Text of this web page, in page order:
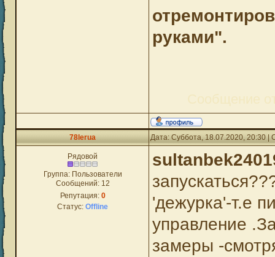
руками".
78lerua Дата: Суббота, 18.07.2020, 20:30
Рядовой
Группа: Пользователи
Сообщений: 12
Репутация: 0
Статус: Offline
'дежурка'-т.е
управление
замеры -